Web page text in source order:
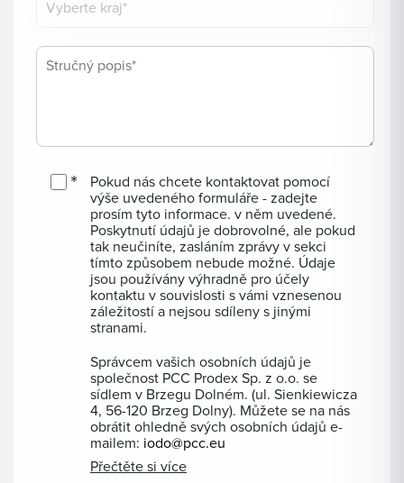
Vyberte kraj*
Pokud nás chcete kontaktovat pomocí
výše uvedeného formuláře - zadejte
prosím tyto informace. v něm uvedené.
Poskytnutí údajů je dobrovolné, ale pokud
tak neučiníte, zasláním zprávy v sekci
tímto způsobem nebude možné. Údaje
jsou používány výhradně pro účely
kontaktu v souvislosti s vámi vznesenou
záležitostí a nejsou sdíleny s jinými
stranami.
Správcem vašich osobních údajů je
společnost PCC Prodex Sp. z o.o. se
sídlem v Brzegu Dolném. (ul. Sienkiewicza
4, 56-120 Brzeg Dolny). Můžete se na nás
obrátit ohledně svých osobních údajů e-
mailem: iodo@pcc.eu
Přečtěte si více